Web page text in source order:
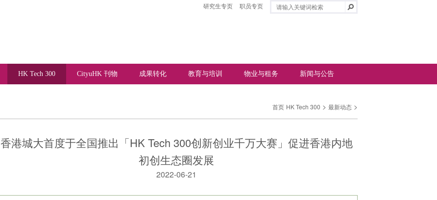
研究生专页 职员专页
HK Tech 300 CityuHK 刊物 成果转化 教育与培训 物业与租务 新闻与公告
首页 HK Tech 300 > 最新动态 >
香港城大首度于全国推出「HK Tech 300创新创业千万大赛」促进香港内地
初创生态圈发展
2022-06-21